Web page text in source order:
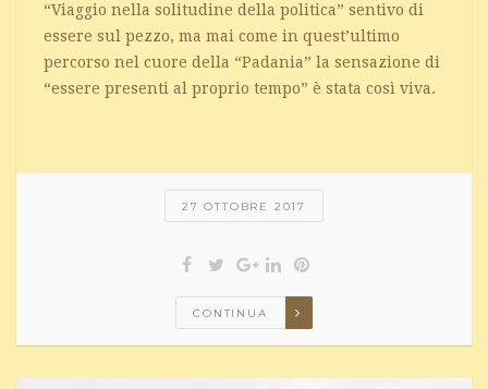
“Viaggio nella solitudine della politica” sentivo di
essere sul pezzo, ma mai come in quest’ultimo
percorso nel cuore della “Padania” la sensazione di
“essere presenti al proprio tempo” è stata così viva.
27 OTTOBRE 2017
CONTINUA